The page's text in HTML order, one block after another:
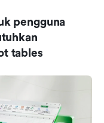
pengguna
tables